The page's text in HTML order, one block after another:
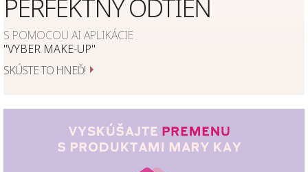
PERFEKTNÝ ODTIEŇ
S POMOCOU AI APLIKÁCIE
"VYBER MAKE-UP"
SKÚSTE TO HNEĎ!